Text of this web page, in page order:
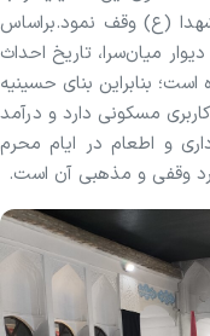
(ع) وقف نمود.براساس
میان‌سرا، تاریخ احداث
ذکر شده است؛ بنابراین بنای حسینیه
کاربری مسکونی دارد و درآمد
و اطعام در ایام محرم
وقفی و مذهبی آن است.